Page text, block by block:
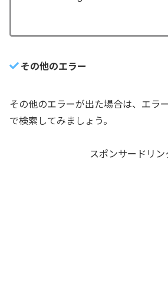
その他のエラー
その他のエラーが出た場合は、エラ
で検索してみましょう。
スポンサードリン